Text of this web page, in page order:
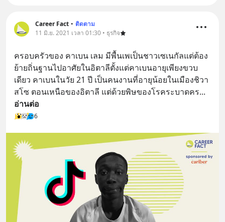
Career Fact • ติดตาม
11 มิ.ย. 2021 เวลา 01:30 • ธุรกิจ
ครอบครัวของ คาเบน เลม มีพื้นเพเป็นชาวเซเนกัลแต่ต้อง
ย้ายถิ่นฐานไปอาศัยในอิตาลีตั้งแต่คาเบนอายุเพียงขวบ
เดียว คาเบนในวัย 21 ปี เป็นคนงานที่อายุน้อยในเมืองชิวา
สโซ ตอนเหนือของอิตาลี แต่ด้วยพิษของโรคระบาดคร
อ่านต่อ
6